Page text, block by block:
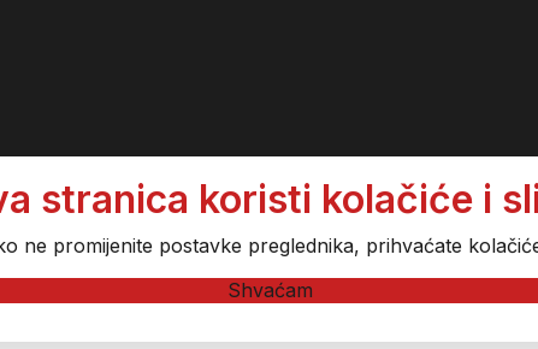
stranica koristi kolačiće i
ne promijenite postavke preglednika, prihvaćate
Shvaćam